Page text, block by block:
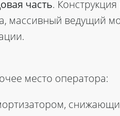
часть.
массивный ведущий
место оператора: